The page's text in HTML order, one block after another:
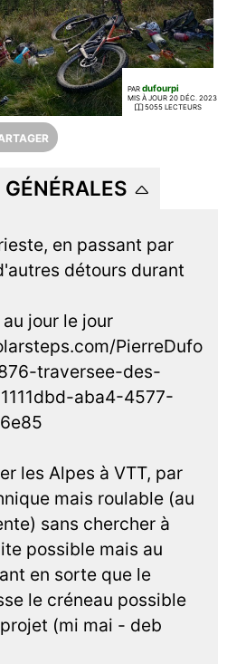
PAR dufourpi
MIS À JOUR 20 DÉC. 2023
5055 LECTEURS
en passant par
détours durant
jour le jour
PierreDufo
traversee-des-
aba4-4577-
les Alpes à VTT, par
mais roulable (au
sans chercher à
possible mais au
en sorte que le
le créneau possible
(mi mai - deb